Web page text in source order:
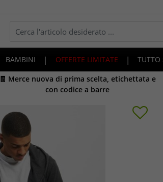
BAMBINI | OFFERTE LIMITATE | TUTTO
🧾 Merce nuova di prima scelta, etichettata e
con codice a barre